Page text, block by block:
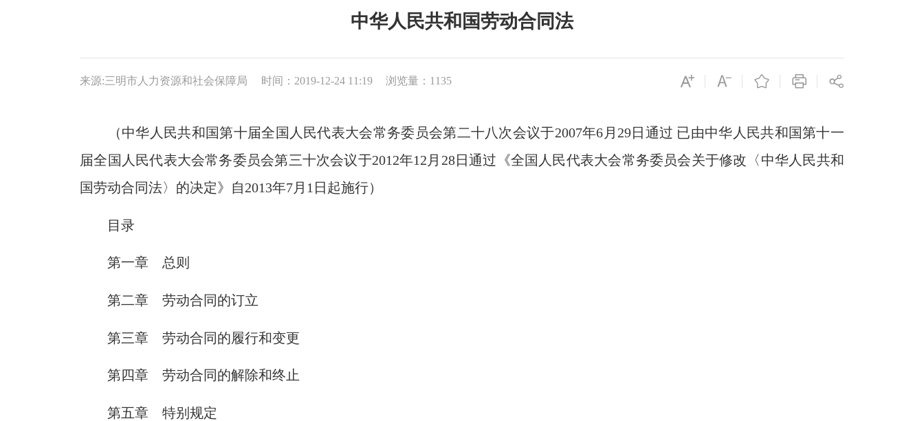
中华人民共和国劳动合同法
来源:三明市人力资源和社会保障局 时间：2019-12-24 11:19 浏览量：1135
（中华人民共和国第十届全国人民代表大会常务委员会第二十八次会议于2007年6月 29日通过 已由中华人民共和国第十一
届全国人民代表大会常务委员会第三十次会议于2012年12月 28日通过《全国人民代表大会常务委员会关于修改〈中华人民共和
国劳动合同法〉的决定》自2013年7月 1 日起施行）
目录
第一章 总则
第二章 劳动合同的订立
第三章 劳动合同的履行和变更
第四章 劳动合同的解除和终止
第五章 特别规定